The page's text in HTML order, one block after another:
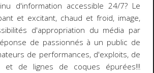
d'information accessible 24/7? Le
et excitant, chaud et froid, image,
d'appropriation du média par
de passionnés à un public de
de performances, d'exploits, de
et de lignes de coques épurées!!!